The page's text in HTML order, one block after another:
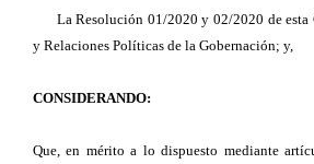
La Resolución 01/2020 y 02/2020 de esta
y Relaciones Políticas de la Gobernación; y,
CONSIDERANDO:
Que, en mérito a lo dispuesto mediante